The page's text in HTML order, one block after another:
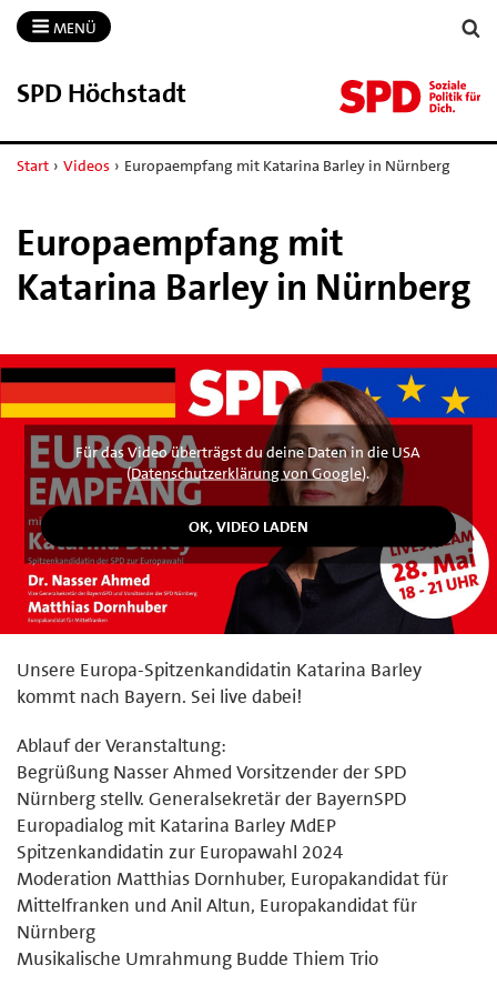
MENÜ
SPD Höchstadt
Start › Videos › Europaempfang mit Katarina Barley in Nürnberg
Europaempfang mit
Katarina Barley in Nürnberg
Für das Video überträgst du deine Daten in die USA
(Datenschutzerklärung von Google).
Unsere Europa-Spitzenkandidatin Katarina Barley
kommt nach Bayern. Sei live dabei!
Ablauf der Veranstaltung:
Begrüßung Nasser Ahmed Vorsitzender der SPD
Nürnberg stellv. Generalsekretär der BayernSPD
Europadialog mit Katarina Barley MdEP
Spitzenkandidatin zur Europawahl 2024
Moderation Matthias Dornhuber, Europakandidat für
Mittelfranken und Anil Altun, Europakandidat für
Nürnberg
Musikalische Umrahmung Budde Thiem Trio